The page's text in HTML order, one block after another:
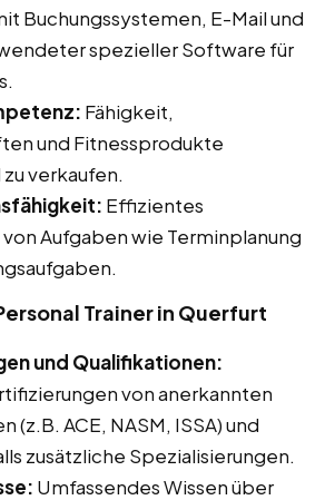
Buchungssystemen, E-Mail und
spezieller Software für
Fähigkeit,
und Fitnessprodukte
verkaufen.
Effizientes
Aufgaben wie Terminplanung
Trainer in Querfurt
und Qualifikationen:
von anerkannten
(z.B. ACE, NASM, ISSA) und
zusätzliche Spezialisierungen.
Umfassendes Wissen über